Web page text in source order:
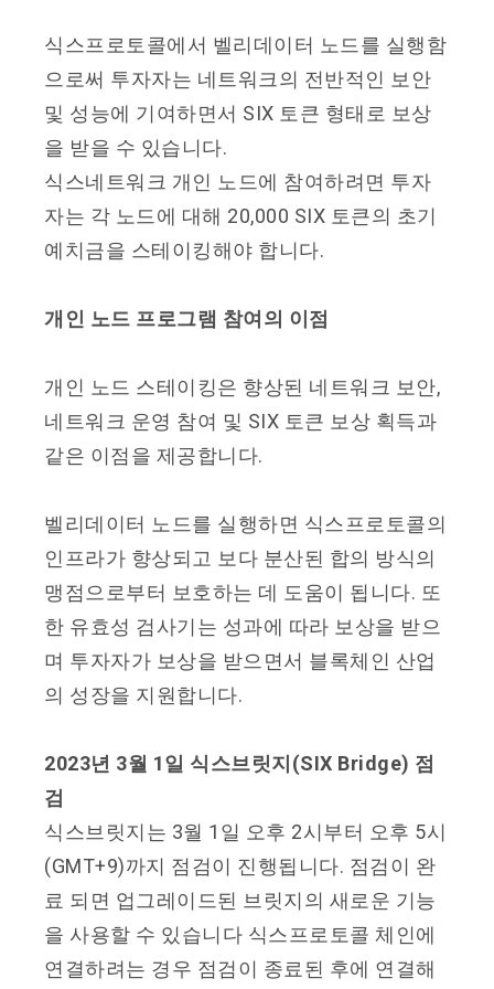
식스프로토콜에서 벨리데이터 노드를 실행함
으로써 투자자는 네트워크의 전반적인 보안
및 성능에 기여하면서 SIX 토큰 형태로 보상
을 받을 수 있습니다.
식스네트워크 개인 노드에 참여하려면 투자
자는 각 노드에 대해 20,000 SIX 토큰의 초기
예치금을 스테이킹해야 합니다.
개인 노드 프로그램 참여의 이점
개인 노드 스테이킹은 향상된 네트워크 보안,
네트워크 운영 참여 및 SIX 토큰 보상 획득과
같은 이점을 제공합니다.
벨리데이터 노드를 실행하면 식스프로토콜의
인프라가 향상되고 보다 분산된 합의 방식의
맹점으로부터 보호하는 데 도움이 됩니다. 또
한 유효성 검사기는 성과에 따라 보상을 받으
며 투자자가 보상을 받으면서 블록체인 산업
의 성장을 지원합니다.
2023년 3월 1일 식스브릿지(SIX Bridge) 점
검
식스브릿지는 3월 1일 오후 2시부터 오후 5시
(GMT+9)까지 점검이 진행됩니다. 점검이 완
료 되면 업그레이드된 브릿지의 새로운 기능
을 사용할 수 있습니다 식스프로토콜 체인에
연결하려는 경우 점검이 종료된 후에 연결해